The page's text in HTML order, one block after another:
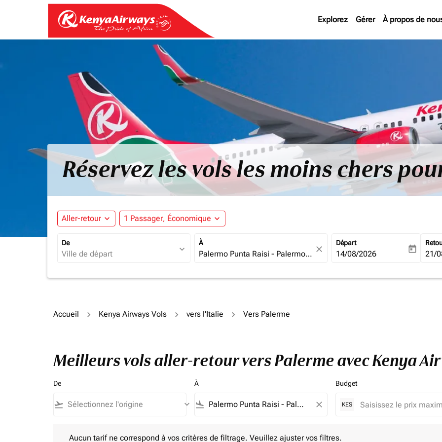
Explorez Gérer À propos de
Réservez les vols les moins chers
Aller-retour expand_more 1 Passager, Économique expand_more
De
expand_more
À
close
Départ
fc-booking-departure-date-
14/08/2026 today fc-
21/
Accueil Kenya Airways Vols vers l'Italie Vers Palerme
Meilleurs vols aller-retour vers Palerme avec Kenya
De
flight_takeoff keyboard_arrow_down
À
flight_land close
Budget
KES
Aucun tarif ne correspond à vos critères de filtrage. Veuillez ajuster vos filtres.